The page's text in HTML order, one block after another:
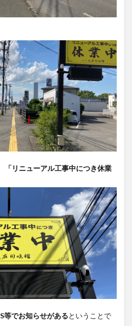
「リニューアル工事中につき休業
等でお知らせがあるということで
豊後大野市
豊後高田市
院
韓国料理
飲み物 高崎山 鰻
検索